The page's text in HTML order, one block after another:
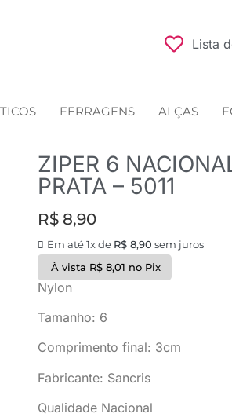
Lista
FERRAGENS ALÇAS
ZIPER 6
PRATA – 5011
R$8,90
Em até 1x de R$8,90 sem juros
À vista R$ 8,01 no Pix
Nylon
Tamanho: 6
Comprimento final: 3cm
Fabricante: Sancris
Qualidade Nacional